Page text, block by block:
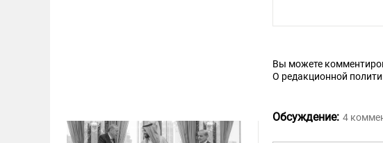
Вы можете
О редакционной
Обсуждение: 4